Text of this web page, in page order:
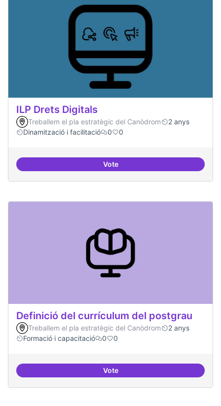
ILP Drets Digitals
Treballem el pla estratègic del Canòdrom
2 anys
Dinamització i facilitació
0 0
VoteILP Drets Digitals
Definició del currículum del postgrau
Treballem el pla estratègic del Canòdrom
2 anys
Formació i capacitació
0 0
VoteDefinició del currículum del